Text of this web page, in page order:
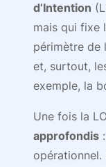
d’Intention
mais qui fixe
périmètre de
et, surtout,
exemple, la
Une fois la
approfondis
opérationnel.